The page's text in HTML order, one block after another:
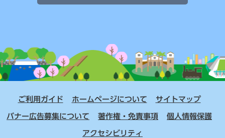
ご利用ガイド ホームページについて サイトマップ
バナー広告募集について 著作権・免責事項 個人情報保護
アクセシビリティ